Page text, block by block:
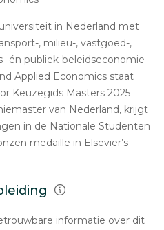
in Nederland met
, milieu-, vastgoed-,
én publiek-beleids­economie
Applied Economics staat
Keuzegids Masters 2025
van Nederland, krijgt
in de Nationale Studenten
medaille in Elsevier’s
informatie over dit